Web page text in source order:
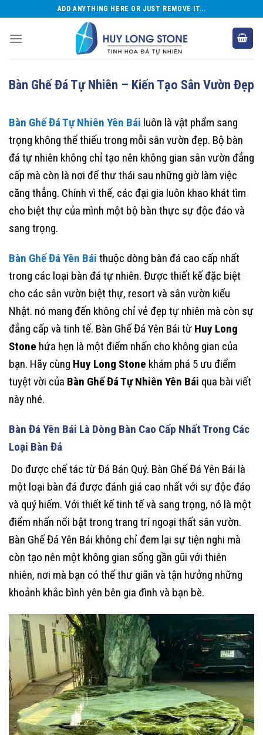
to
content
ADD ANYTHING HERE OR JUST REMOVE IT...
Bàn Ghế Đá Tự Nhiên – Kiến Tạo Sân Vườn Đẹp
Bàn Ghế Đá Tự Nhiên Yên Bái luôn là vật phẩm sang
trọng không thể thiếu trong mỗi sân vườn đẹp. Bộ bàn
đá tự nhiên không chỉ tạo nên không gian sân vườn đẳng
cấp mà còn là nơi để thư thái sau những giờ làm việc
căng thẳng. Chính vì thế, các đại gia luôn khao khát tìm
cho biệt thự của mình một bộ bàn thực sự độc đáo và
sang trọng.
Bàn Ghế Đá Yên Bái thuộc dòng bàn đá cao cấp nhất
trong các loại bàn đá tự nhiên. Được thiết kế đặc biệt
cho các sân vườn biệt thự, resort và sân vườn kiểu
Nhật. nó mang đến không chỉ vẻ đẹp tự nhiên mà còn sự
đẳng cấp và tinh tế. Bàn Ghế Đá Yên Bái từ Huy Long
Stone hứa hẹn là một điểm nhấn cho không gian của
bạn. Hãy cùng Huy Long Stone khám phá 5 ưu điểm
tuyệt vời của Bàn Ghế Đá Tự Nhiên Yên Bái qua bài viết
này nhé.
Bàn Đá Yên Bái Là Dòng Bàn Cao Cấp Nhất Trong Các
Loại Bàn Đá
Do được chế tác từ Đá Bán Quý. Bàn Ghế Đá Yên Bái là
một loại bàn đá được đánh giá cao nhất với sự độc đáo
và quý hiếm. Với thiết kế tinh tế và sang trọng, nó là một
điểm nhấn nổi bật trong trang trí ngoại thất sân vườn.
Bàn Ghế Đá Yên Bái không chỉ đem lại sự tiện nghi mà
còn tạo nên một không gian sống gần gũi với thiên
nhiên, nơi mà bạn có thể thư giãn và tận hưởng những
khoảnh khắc bình yên bên gia đình và bạn bè.